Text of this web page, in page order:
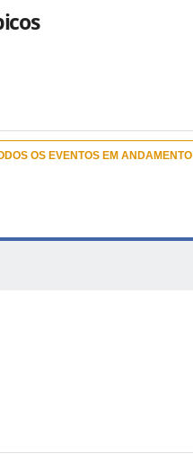
OS EVENTOS EM ANDAMENTO